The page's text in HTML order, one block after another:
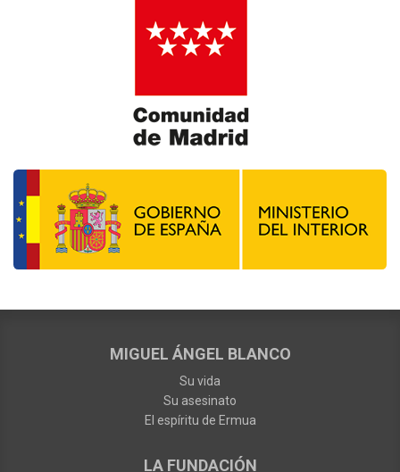
MIGUEL ÁNGEL BLANCO
Su vida
Su asesinato
El espíritu de Ermua
LA FUNDACIÓN